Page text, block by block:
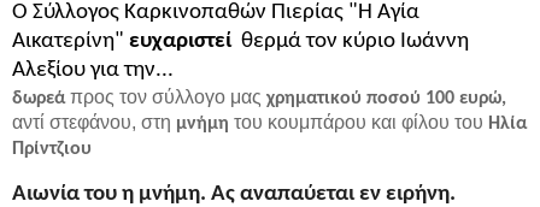
Ο Σύλλογος Καρκινοπαθών Πιερίας "Η Αγία
Αικατερίνη" ευχαριστεί θερμά τον κύριο Ιωάννη
Αλεξίου για την...
δωρεάπρος τον σύλλογο μας χρηματικού ποσού 100 ευρώ,
αντί στεφάνου, στη μνήμη του κουμπάρου και φίλου του Ηλία
Πρίντζιου
Αιωνία του η μνήμη. Ας αναπαύεται εν ειρήνη.